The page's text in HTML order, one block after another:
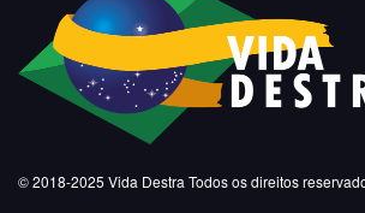
© 2018-2025 Vida Destra Todos os direitos